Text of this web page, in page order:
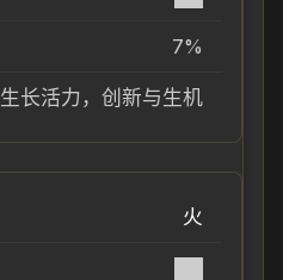
7%
生长活力，创新与生机
火